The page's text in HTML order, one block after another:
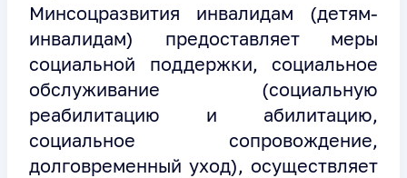
Минсоцразвития инвалидам (детям-
инвалидам) предоставляет меры
социальной поддержки, социальное
обслуживание (социальную
реабилитацию и абилитацию,
социальное сопровождение,
долговременный уход), осуществляет